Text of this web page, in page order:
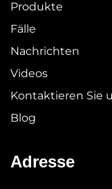
Produkte
Fälle
Nachrichten
Videos
Kontaktieren Sie
Blog
Adresse